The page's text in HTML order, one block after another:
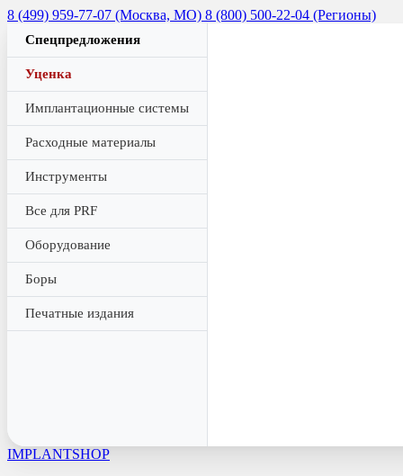
8 (499) 959-77-07 (Москва, МО) 8 (800) 500-22-04 (Регионы)
Спецпредложения
Уценка
Имплантационные системы
Расходные материалы
Инструменты
Все для PRF
Оборудование
Боры
Печатные издания
IMPLANTSHOP